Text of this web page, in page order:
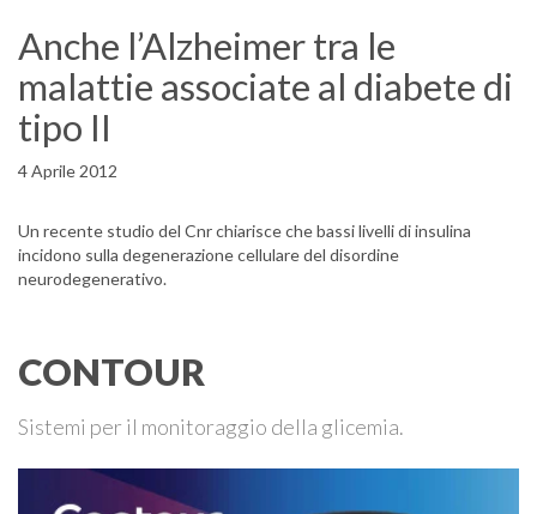
Anche l’Alzheimer tra le
malattie associate al diabete di
tipo II
4 Aprile 2012
Un recente studio del Cnr chiarisce che bassi livelli di insulina
incidono sulla degenerazione cellulare del disordine
neurodegenerativo.
CONTOUR
Sistemi per il monitoraggio della glicemia.